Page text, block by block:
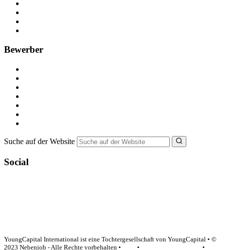
Bewerber
Suche auf der Website
Social
YoungCapital International ist eine Tochtergesellschaft von YoungCapital • ©
2023 Nebenjob - Alle Rechte vorbehalten •
•
•